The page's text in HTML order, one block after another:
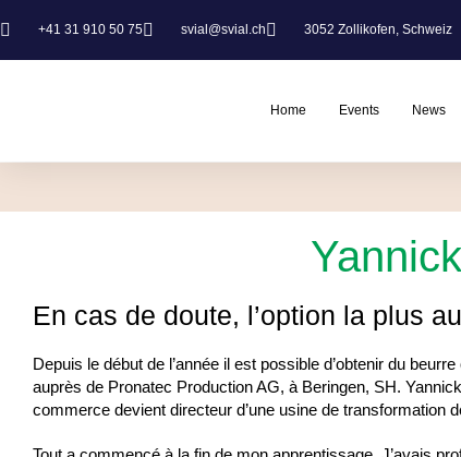
+41 31 910 50 75 svial@svial.ch 3052 Zollikofen, Schweiz
Home Events News
En cas de doute, l’option la plus
Depuis le début de l’année il est possible d’obtenir du
auprès de Pronatec Production AG, à Beringen, SH.
commerce devient directeur d’une usine de transformation